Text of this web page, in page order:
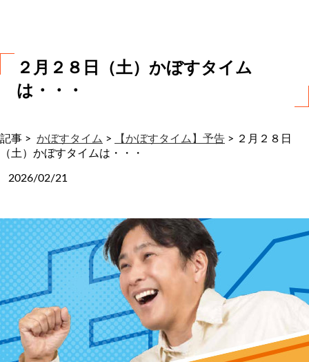
２月２８日（土）かぼすタイム
は・・・
記事 > かぼすタイム > 【かぼすタイム】予告 > ２月２８日
（土）かぼすタイムは・・・
2026/02/21